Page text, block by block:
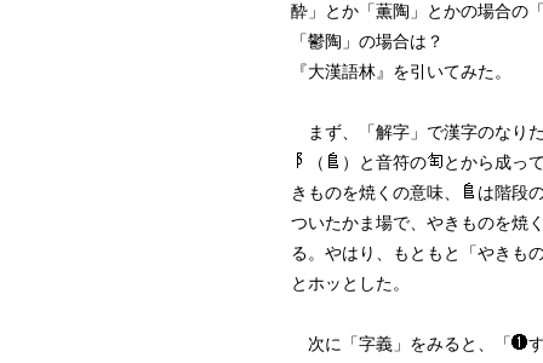
酔」とか「薫陶」とかの場合の
「鬱陶」の場合は？
『大漢語林』を引いてみた。
まず、「解字」で漢字のなり
（
）と音符の
とから成っ
きものを焼くの意味、
は階段
ついたかま場で、やきものを焼
る。やはり、もともと「やきも
とホッとした。
次に「字義」をみると、「